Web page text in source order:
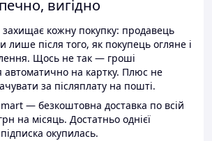
вигідно
захищає кожну покупку: продавець
лише після того, як покупець огляне і
Щось не так — гроші
автоматично на картку. Плюс не
за післяплату на пошті.
— безкоштовна доставка по всій
на місяць. Достатньо однієї
окупилась.